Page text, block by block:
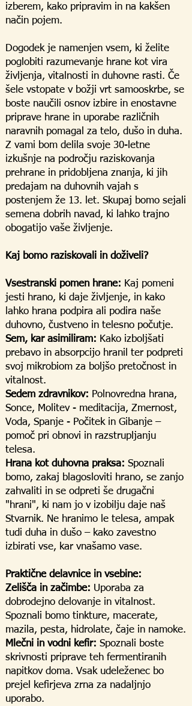
izberem, kako pripravim in na kakšen
način pojem.
Dogodek je namenjen vsem, ki želite
poglobiti razumevanje hrane kot vira
življenja, vitalnosti in duhovne rasti. Če
šele vstopate v božji vrt samooskrbe, se
boste naučili osnov izbire in enostavne
priprave hrane in uporabe različnih
naravnih pomagal za telo, dušo in duha.
Z vami bom delila svoje 30-letne
izkušnje na področju raziskovanja
prehrane in pridobljena znanja, ki jih
predajam na duhovnih vajah s
postenjem že 13. let. Skupaj bomo sejali
semena dobrih navad, ki lahko trajno
obogatijo vaše življenje.
Kaj bomo raziskovali in doživeli?
Vsestranski pomen hrane: Kaj pomeni
jesti hrano, ki daje življenje, in kako
lahko hrana podpira ali podira naše
duhovno, čustveno in telesno počutje.
Sem, kar asimiliram: Kako izboljšati
prebavo in absorpcijo hranil ter podpreti
svoj mikrobiom za boljšo pretočnost in
vitalnost.
Sedem zdravnikov: Polnovredna hrana,
Sonce, Molitev - meditacija, Zmernost,
Voda, Spanje - Počitek in Gibanje –
pomoč pri obnovi in razstrupljanju
telesa.
Hrana kot duhovna praksa: Spoznali
bomo, zakaj blagosloviti hrano, se zanjo
zahvaliti in se odpreti še drugačni
"hrani", ki nam jo v izobilju daje naš
Stvarnik. Ne hranimo le telesa, ampak
tudi duha in dušo – kako zavestno
izbirati vse, kar vnašamo vase.
Praktične delavnice in vsebine:
Zelišča in začimbe: Uporaba za
dobrodejno delovanje in vitalnost.
Spoznali bomo tinkture, macerate,
mazila, pesta, hidrolate, čaje in namoke.
Mlečni in vodni kefir: Spoznali boste
skrivnosti priprave teh fermentiranih
napitkov doma. Vsak udeleženec bo
prejel kefirjeva zrna za nadaljnjo
uporabo.